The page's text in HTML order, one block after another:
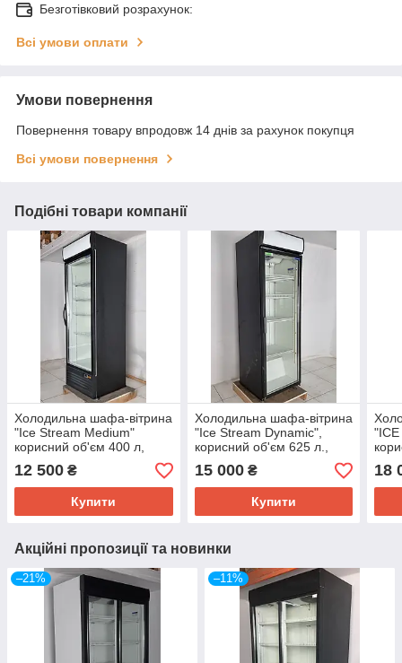
Безготівковий розрахунок:
Всі умови оплати
Умови повернення
Повернення товару впродовж 14 днів за рахунок покупця
Всі умови повернення
Подібні товари компанії
Холодильна шафа-вітрина
"Ice Stream Medium"
корисний об'єм 400 л,
(Україна), (+3° +7°), Б/у
12 500 ₴
Купити
Холодильна шафа-вітрина
"Ice Stream Dynamic",
корисний об'єм 625 л.,
(+3° +10°), Б/у
15 000₴
Купити
18
Акційні пропозиції та новинки
–21% –11%